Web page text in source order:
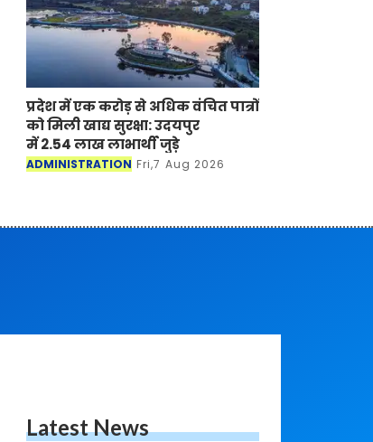
प्रदेश में एक करोड़ से अधिक वंचित पात्रों
को मिली खाद्य सुरक्षा: उदयपुर
में 2.54 लाख लाभार्थी जुड़े
ADMINISTRATION Fri,7 Aug 2026
Latest News